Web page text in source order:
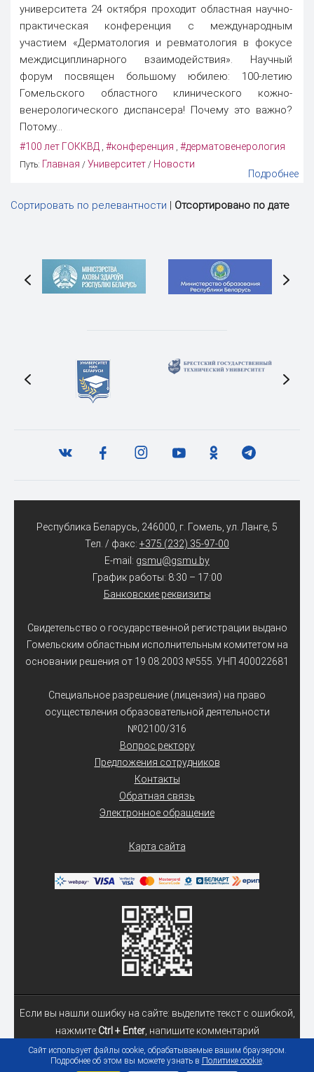
университета 24 октября проходит областная научно-
практическая конференция с международным
участием «Дерматология и ревматология в фокусе
междисциплинарного взаимодействия». Научный
форум посвящен большому юбилею: 100-летию
Гомельского областного клинического кожно-
венерологического диспансера! Почему это важно?
Потому...
#100 лет ГОККВД , #конференция , #дерматовенерология
Путь: Главная / Университет / Новости
Подробнее
Сортировать по релевантности | Отсортировано по дате
Республика Беларусь, 246000, г. Гомель, ул. Ланге, 5
Тел. / факс: +375 (232) 35-97-00
E-mail: gsmu@gsmu.by
График работы: 8:30 – 17:00
Банковские реквизиты
Свидетельство о государственной регистрации выдано
Гомельским областным исполнительным комитетом на
основании решения от 19.08.2003 №555. УНП 400022681
Специальное разрешение (лицензия) на право
осуществления образовательной деятельности
№02100/316
Вопрос ректору
Предложения сотрудников
Контакты
Обратная связь
Электронное обращение
Карта сайта
Если вы нашли ошибку на сайте: выделите текст с ошибкой,
нажмите Ctrl + Enter, напишите комментарий
© 2026 Учреждение образования «Гомельский государственный
Сайт использует файлы cookie, обрабатываемые вашим браузером.
Подробнее об этом вы можете узнать в Политике cookie.